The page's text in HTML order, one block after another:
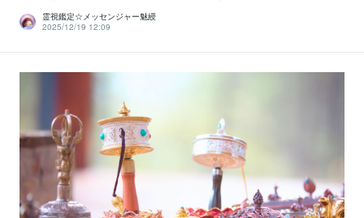
霊視鑑定☆メッセンジャー魅綬
2025/12/19 12:09